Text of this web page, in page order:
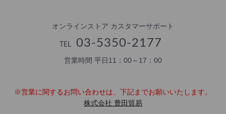
オンラインストア カスタマーサポート
TEL 03-5350-2177
営業時間 平日11：00～17：00
※営業に関するお問い合わせは、下記までお願いいたします。
株式会社 豊田貿易